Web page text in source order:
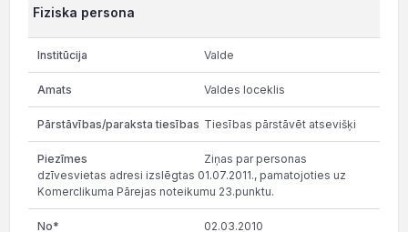
Fiziska persona
Valde
Valdes loceklis
Tiesības pārstāvēt atsevišķi
Ziņas par personas
dzīvesvietas adresi izslēgtas 01.07.2011., pamatojoties uz
Komerclikuma Pārejas noteikumu 23.punktu.
02.03.2010